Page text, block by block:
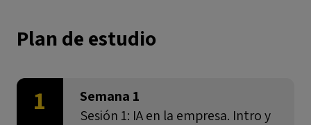
Plan de estudio
1
Semana 1
Sesión 1: IA en la empresa. Intro y